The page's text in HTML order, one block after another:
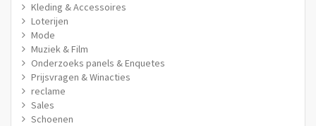
Kleding & Accessoires
Loterijen
Mode
Muziek & Film
Onderzoeks panels & Enquetes
Prijsvragen & Winacties
reclame
Sales
Schoenen